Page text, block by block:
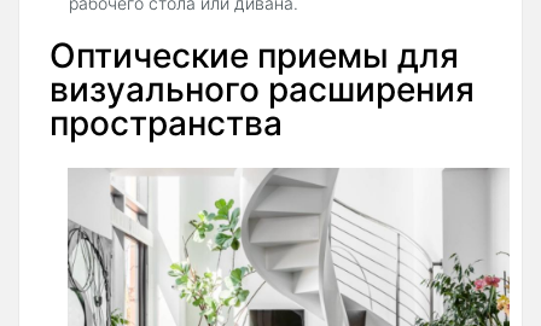
Оптические приемы для
визуального расширения
пространства